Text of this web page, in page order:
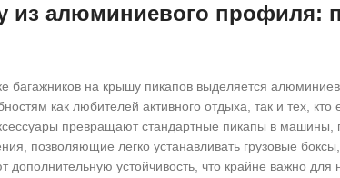
из алюминиевого профиля:
багажников на крышу пикапов выделяется
как любителей активного отдыха, так и тех, кто
превращают стандартные пикапы в машины,
позволяющие легко устанавливать грузовые
устойчивость, что крайне важно